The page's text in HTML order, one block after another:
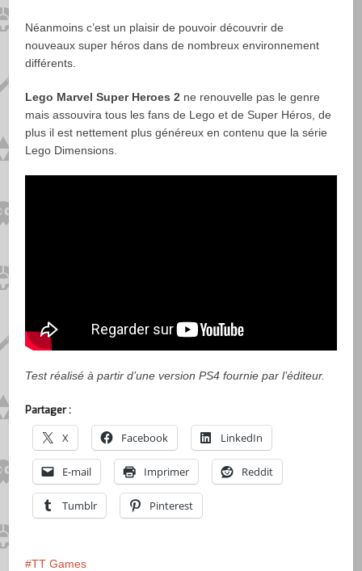
Néanmoins c’est un plaisir de pouvoir découvrir de
nouveaux super héros dans de nombreux environnement
différents.
Lego Marvel Super Heroes 2 ne renouvelle pas le genre
mais assouvira tous les fans de Lego et de Super Héros, de
plus il est nettement plus généreux en contenu que la série
Lego Dimensions.
Test réalisé à partir d’une version PS4 fournie par l’éditeur.
Partager :
X Facebook LinkedIn
E-mail Imprimer Reddit
Tumblr Pinterest
TT Games